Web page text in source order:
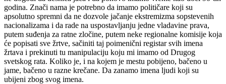
godina. Znači nama je potrebno da imamo političare koji su
apsolutno spremni da ne dozvole jačanje ekstremizma sopstevenih
nacionalizama i da rade na uspostavljanju jedne vladavine prava,
putem suđenja za ratne zločine, putem neke regionalne komisije koja
će popisati sve žrtve, sačiniti taj poimenični registar svih imena
žrtava i prekinuti tu manipulaciju koju mi imamo od Drugog
svetskog rata. Koliko je, i na kojem je mestu pobijeno, bačeno u
jame, bačeno u razne krečane. Da zanamo imena ljudi koji su
ubijeni zbog svog imena.